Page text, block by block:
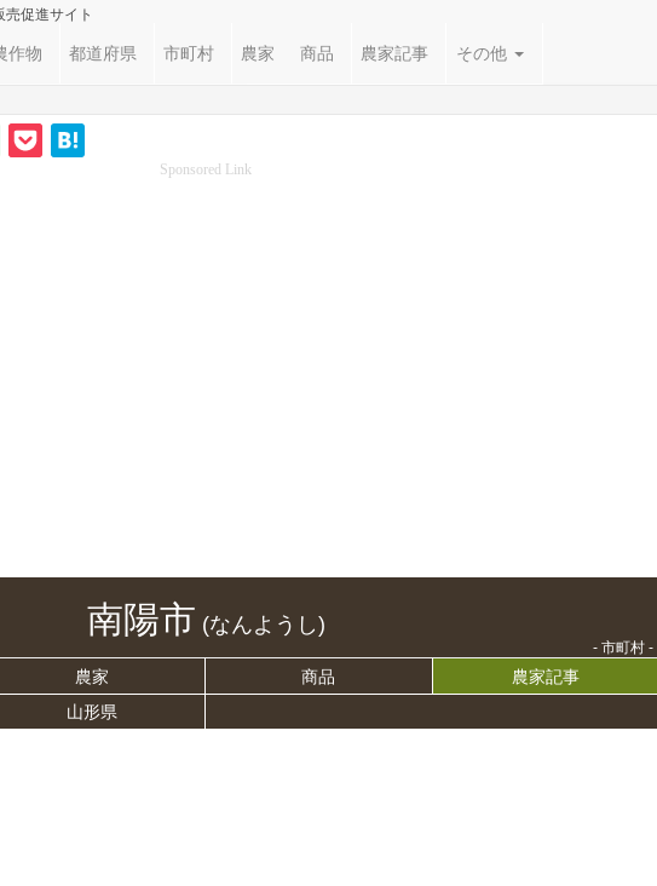
売促進サイト
作物 都道府県 市町村 農家 商品 農家記事 その他
Sponsored Link
南陽市 (なんようし)
- 市町村 -
農家 商品
農家記事
山形県